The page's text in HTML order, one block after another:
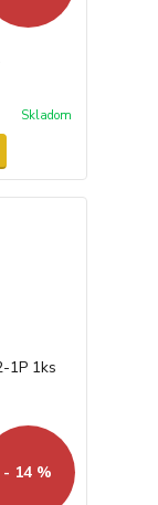
Skladom
- 14 %